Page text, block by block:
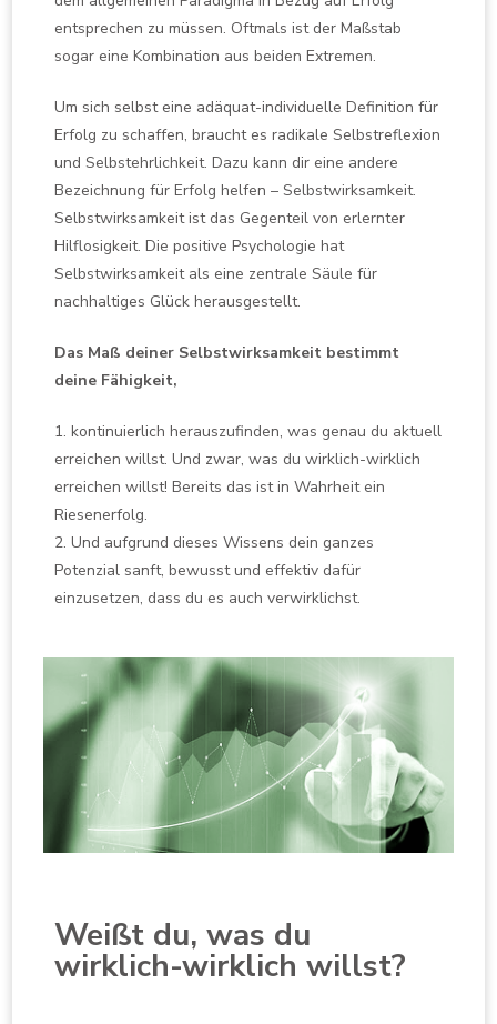
entsprechen zu müssen. Oftmals ist der Maßstab
sogar eine Kombination aus beiden Extremen.
Um sich selbst eine adäquat-individuelle Definition für
Erfolg zu schaffen, braucht es radikale Selbstreflexion
und Selbstehrlichkeit. Dazu kann dir eine andere
Bezeichnung für Erfolg helfen – Selbstwirksamkeit.
Selbstwirksamkeit ist das Gegenteil von erlernter
Hilflosigkeit. Die positive Psychologie hat
Selbstwirksamkeit als eine zentrale Säule für
nachhaltiges Glück herausgestellt.
Das Maß deiner Selbstwirksamkeit bestimmt
deine Fähigkeit,
1. kontinuierlich herauszufinden, was genau du aktuell
erreichen willst. Und zwar, was du wirklich-wirklich
erreichen willst! Bereits das ist in Wahrheit ein
Riesenerfolg.
2. Und aufgrund dieses Wissens dein ganzes
Potenzial sanft, bewusst und effektiv dafür
einzusetzen, dass du es auch verwirklichst.
Weißt du, was du
wirklich-wirklich willst?